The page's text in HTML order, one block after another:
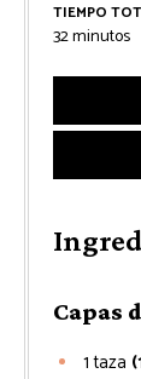
TIEMPO
32minutos
minutos
Capas
1 taza